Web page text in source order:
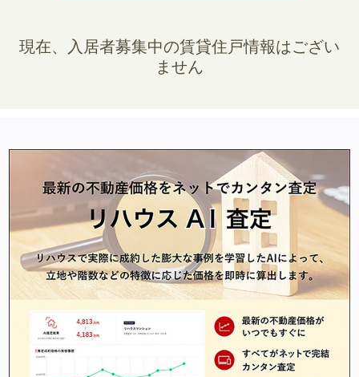
現在、入居者募集中の賃貸住戸情報はござい
ません